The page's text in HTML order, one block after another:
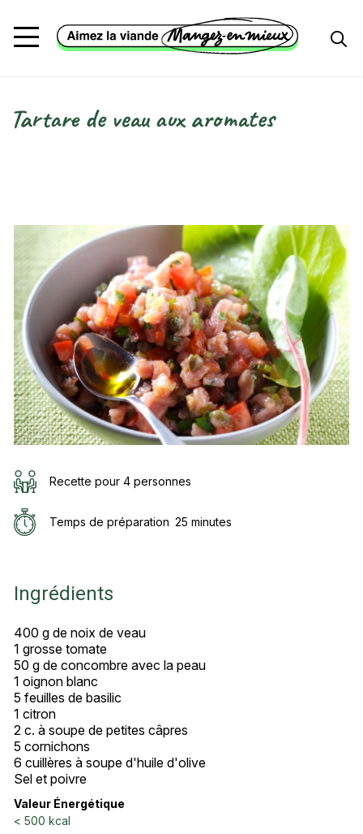
Fil d'Ariane
Tartare de veau aux aromates
Recette pour 4 personnes
Temps de préparation 25 minutes
Ingrédients
400 g de noix de veau
1 grosse tomate
50 g de concombre avec la peau
1 oignon blanc
5 feuilles de basilic
1 citron
2 c. à soupe de petites câpres
5 cornichons
6 cuillères à soupe d'huile d'olive
Sel et poivre
Valeur Énergétique
< 500 kcal